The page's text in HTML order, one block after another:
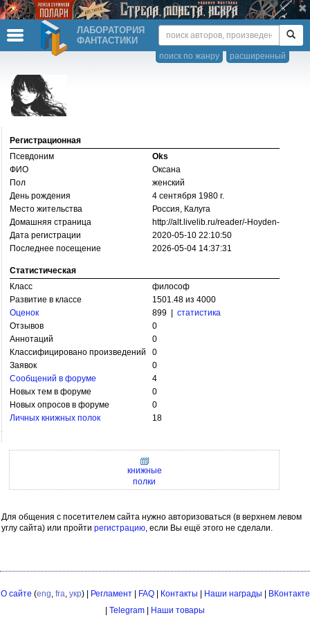
ЛАБОРАТОРИЯ
ФАНТАСТИКИ
расширенный
поиск по жанру
Регистрационная
Псевдоним
Oks
ФИО
Оксана
Пол
женский
День рождения
4 сентября 1980 г.
Место жительства
Россия, Калуга
Домашняя страница
http://­alt.livelib.ru/­reader/­-Hoyden-
Дата регистрации
2020-05-10 22:10:50
Последнее посещение
2026-05-04 14:37:31
Статистическая
Класс
философ
Развитие в классе
1501.48 из 4000
Оценок
899 | статистика
Отзывов
0
Аннотаций
0
Классифицировано произведений
0
Заявок
0
Сообщений в форуме
4
Новых тем в форуме
0
Новых опросов в форуме
0
Личных книжных полок
18
книжные
полки
Для общения с посетителем сайта нужно авторизоваться (в верхнем левом
углу сайта) или пройти регистрацию, если Вы ещё этого не сделали.
О сайте (eng, fra, укр) | Регламент| FAQ| Контакты Наши награды
ВКонтакте
Telegram Наши товары